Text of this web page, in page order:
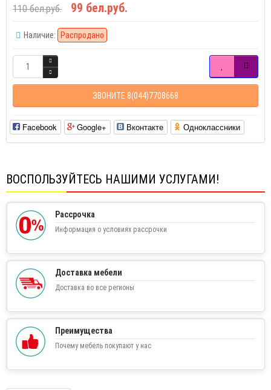
110 бел.руб. 99 бел.руб.
Наличие: Распродано
ЗВОНИТЕ 8(044)7708668
Facebook Google+ Вконтакте Одноклассники
ВОСПОЛЬЗУЙТЕСЬ НАШИМИ УСЛУГАМИ!
Рассрочка
Информация о условиях рассрочки
Доставка мебели
Доставка во все регионы
Преимущества
Почему мебель покупают у нас